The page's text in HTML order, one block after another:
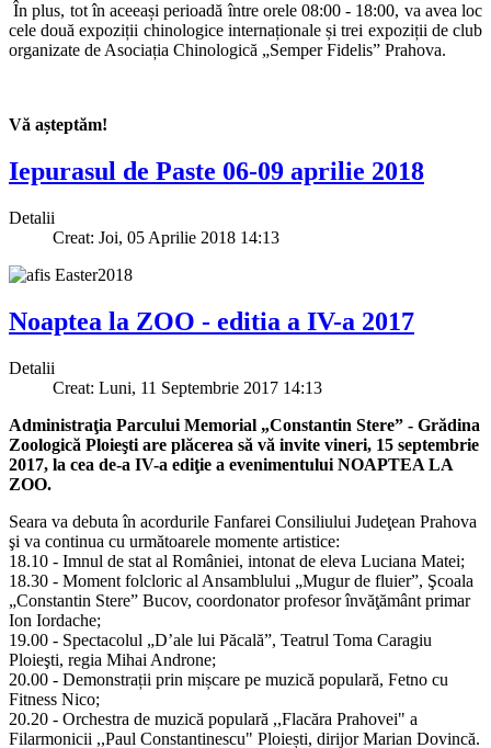
În plus, tot în aceeași perioadă între orele 08:00 - 18:00, va avea loc
cele două expoziții chinologice internaționale și trei expoziții de club
organizate de Asociația Chinologică „Semper Fidelis” Prahova.
Vă așteptăm!
Iepurasul de Paste 06-09 aprilie 2018
Detalii
Creat: Joi, 05 Aprilie 2018 14:13
Noaptea la ZOO - editia a IV-a 2017
Detalii
Creat: Luni, 11 Septembrie 2017 14:13
Administraţia Parcului Memorial „Constantin Stere” - Grădina
Zoologică Ploieşti are plăcerea să vă invite vineri, 15 septembrie
2017, la cea de-a IV-a ediţie a evenimentului NOAPTEA LA
ZOO.
Seara va debuta în acordurile Fanfarei Consiliului Judeţean Prahova
şi va continua cu următoarele momente artistice:
18.10 - Imnul de stat al României, intonat de eleva Luciana Matei;
18.30 - Moment folcloric al Ansamblului „Mugur de fluier”, Şcoala
„Constantin Stere” Bucov, coordonator profesor învăţământ primar
Ion Iordache;
19.00 - Spectacolul „D’ale lui Păcală”, Teatrul Toma Caragiu
Ploieşti, regia Mihai Androne;
20.00 - Demonstrații prin mișcare pe muzică populară, Fetno cu
Fitness Nico;
20.20 - Orchestra de muzică populară ,,Flacăra Prahovei" a
Filarmonicii ,,Paul Constantinescu" Ploiești, dirijor Marian Dovincă.